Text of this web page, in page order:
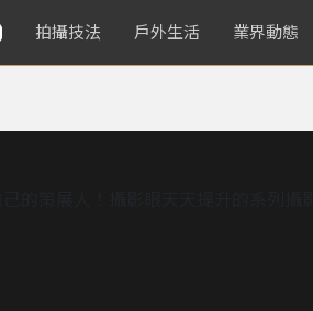
拍攝技法 戶外生活 業界動態